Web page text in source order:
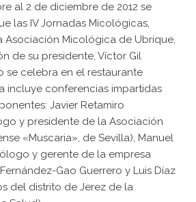
al 2 de diciembre de 2012 se
las IV Jornadas Micológicas,
Asociación Micológica de Ubrique,
de su presidente, Víctor Gil
se celebra en el restaurante
incluye conferencias impartidas
Javier Retamiro
y presidente de la Asociación
«Muscaria», de Sevilla), Manuel
y gerente de la empresa
Gao Guerrero y Luis Díaz
del distrito de Jerez de la